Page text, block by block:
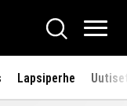
Hae
Lapsiperhe